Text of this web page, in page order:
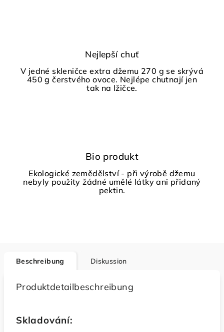
Nejlepší chuť
V jedné skleničce extra džemu 270 g se skrývá
450 g čerstvého ovoce. Nejlépe chutnají jen
tak na lžičce.
Bio produkt
Ekologické zemědělství - při výrobě džemu
nebyly použity žádné umělé látky ani přidaný
pektin.
Beschreibung Diskussion
Produktdetailbeschreibung
Skladování: